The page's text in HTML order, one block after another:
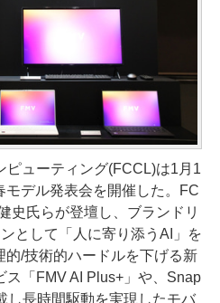
ューティング(FCCL)は1月1
デル発表会を開催した。FC
史氏らが登壇し、ブランドリ
として「人に寄り添うAI」を
/技術的ハードルを下げる新
ス「FMV AI Plus+」や、Snap
し長時間駆動を実現したモバ